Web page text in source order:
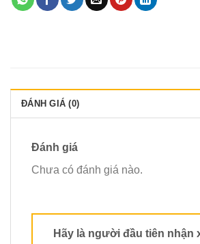
ĐÁNH GIÁ (0)
Đánh giá
Chưa có đánh giá nào.
Hãy là người đầu tiên nhận